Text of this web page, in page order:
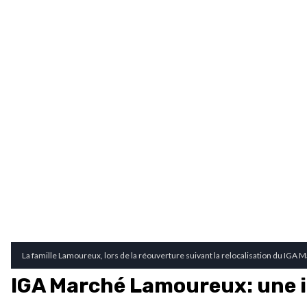
La famille Lamoureux, lors de la réouverture suivant la relocalisation du IGA
IGA Marché Lamoureux: